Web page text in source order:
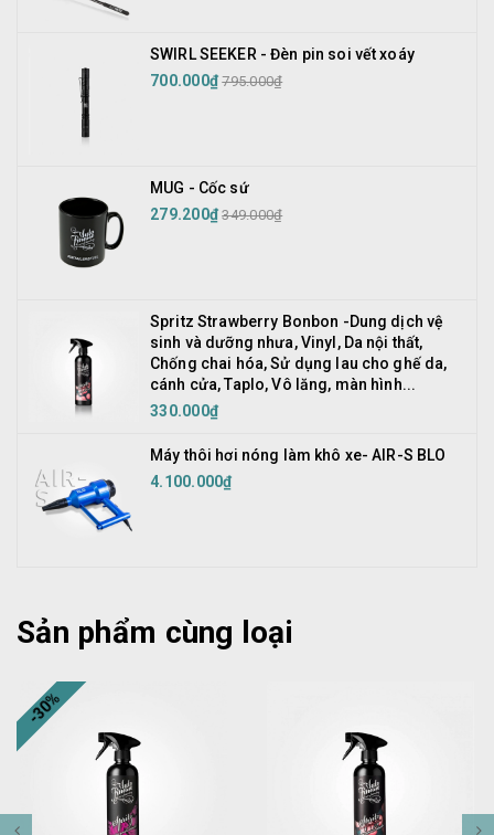
SWIRL SEEKER - Đèn pin soi vết xoáy
700.000₫ 795.000₫
MUG - Cốc sứ
279.200₫ 349.000₫
Spritz Strawberry Bonbon -Dung dịch vệ
sinh và dưỡng nhưa, Vinyl, Da nội thất,
Chống chai hóa, Sử dụng lau cho ghế da,
cánh cửa, Taplo, Vô lăng, màn hình...
330.000₫
Máy thôi hơi nóng làm khô xe- AIR-S BLO
4.100.000₫
Sản phẩm cùng loại
-30%